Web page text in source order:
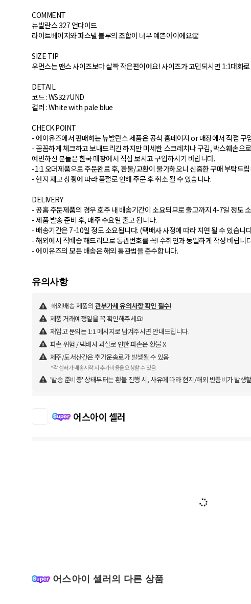
COMMENT
뉴발란스 327 언다이드
라이트베이지와 파스텔 블루의 조합이 너무 예쁜아이에요👏
SIZE TIP
우먼스는 맨스 사이즈보다 살짝 작은편이에요! 사이즈가 고민되시면 1:1대화
DETAIL
코드 : WS327UND
컬러 : White with pale blue
CHECK POINT
- 에이유즈에서 판매하는 뉴발란스 제품은 공식 홈페이지 or 매장에서 직접 구
- 꼼꼼하게 체크하고 보내드리긴 하지만 미세한 스크레치나 구김, 박스훼손으
예민하신 분들은 한국 매장에서 직접 보시고 구입하시기 바랍니다.
-1:1 오더제품으로 주문완료 후, 환불/교환이 불가하오니 신중한 구매 부탁드
- 현지 재고 상황에 따라 품절로 인해 주문 후 취소 될 수 있습니다.
DELIVERY
- 공홈 주문제품의 경우 호주 내 배송기간이 소요되므로 출고까지 4-7일 정도
- 제품 발송 준비 후, 매주 수요일 출고 됩니다.
- 배송기간은 7-10일 정도 소요됩니다. (택배사 사정에 따라 지연 될 수 있습니
- 해외에서 직배송 해드리므로 통관번호를 꼭! 수취인과 동일하게 작성 바랍니
유의사항
해외배송 제품의 관부가세 유의사항 확인 필수!
제품 거래예정일을 꼭 확인해주세요!
재입고 문의는 1:1 메시지로 남겨주시면 안내드립니다.
파손 위험 / 택배사 과실로 인한 파손은 환불 X
제주/도서산간은 추가운송료가 발생될 수 있음
*각 셀러가 배송시작 시 추가비용을 요청할 수 있음
'발송 준비중' 상태부터는 환불 진행 시, 사유에 따라 현지/해외 반품비가 발생
어스아이 셀러
어스아이 셀러의 다른 상품